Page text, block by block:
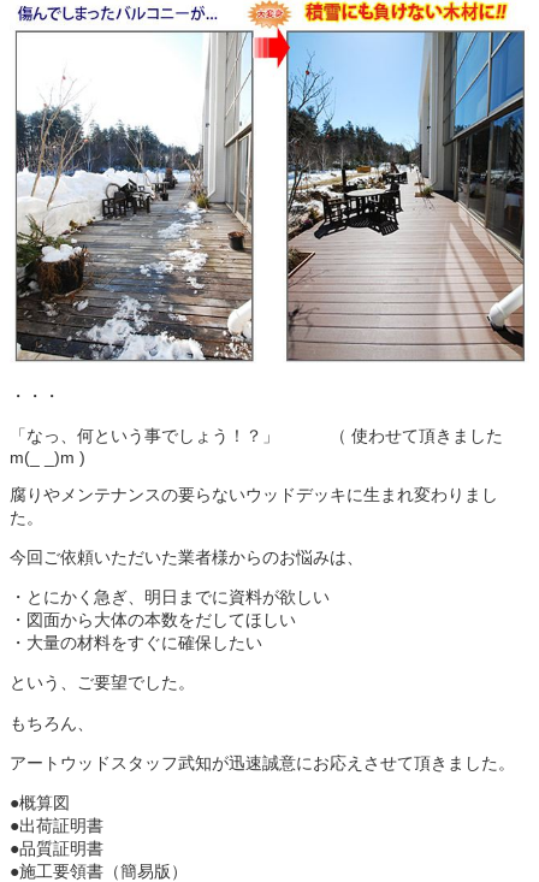
・・・
「なっ、何という事でしょう！？」 （ 使わせて頂きました
m(_ _)m )
腐りやメンテナンスの要らないウッドデッキに生まれ変わりまし
た。
今回ご依頼いただいた業者様からのお悩みは、
・とにかく急ぎ、明日までに資料が欲しい
・図面から大体の本数をだしてほしい
・大量の材料をすぐに確保したい
という、ご要望でした。
もちろん、
アートウッドスタッフ武知が迅速誠意にお応えさせて頂きました。
●概算図
●出荷証明書
●品質証明書
●施工要領書（簡易版）